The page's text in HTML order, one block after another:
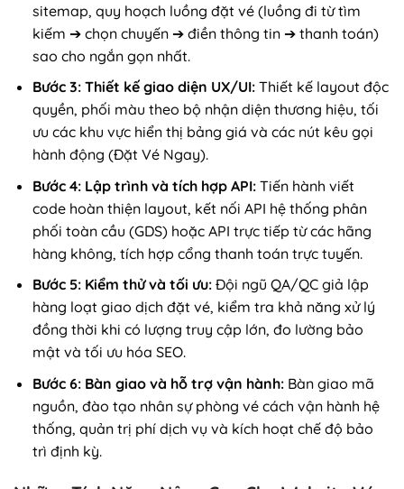
sitemap, quy hoạch luồng đặt vé (luồng đi từ tìm
kiếm ➔ chọn chuyến ➔ điền thông tin ➔ thanh toán)
sao cho ngắn gọn nhất.
Bước 3: Thiết kế giao diện UX/UI:Thiết kế layout độc
quyền, phối màu theo bộ nhận diện thương hiệu, tối
ưu các khu vực hiển thị bảng giá và các nút kêu gọi
hành động (Đặt Vé Ngay).
Bước 4: Lập trình và tích hợp API:Tiến hành viết
code hoàn thiện layout, kết nối API hệ thống phân
phối toàn cầu (GDS) hoặc API trực tiếp từ các hãng
hàng không, tích hợp cổng thanh toán trực tuyến.
Bước 5: Kiểm thử và tối ưu:Đội ngũ QA/QC giả lập
hàng loạt giao dịch đặt vé, kiểm tra khả năng xử lý
đồng thời khi có lượng truy cập lớn, đo lường bảo
mật và tối ưu hóa SEO.
Bước 6: Bàn giao và hỗ trợ vận hành:Bàn giao mã
nguồn, đào tạo nhân sự phòng vé cách vận hành hệ
thống, quản trị phí dịch vụ và kích hoạt chế độ bảo
trì định kỳ.